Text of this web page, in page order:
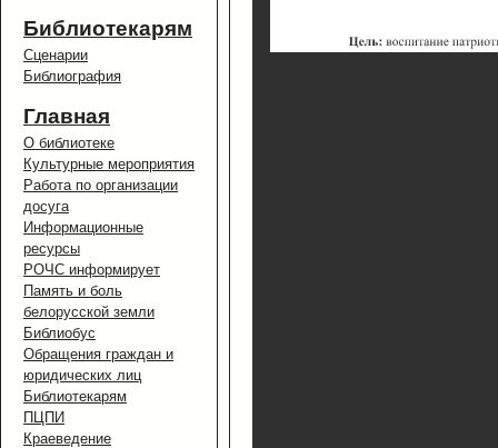
Библиотекарям
Сценарии
Библиография
Главная
О библиотеке
Культурные мероприятия
Работа по организации
досуга
Информационные
ресурсы
РОЧС информирует
Память и боль
белорусской земли
Библиобус
Обращения граждан и
юридических лиц
Библиотекарям
ПЦПИ
Краеведение